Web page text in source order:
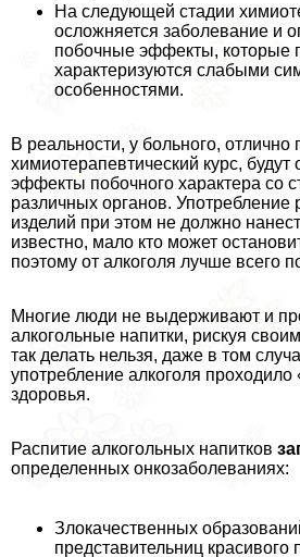
На следующей стадии
осложняется заболевание и
побочные эффекты, которые
хаpaктеризуются слабыми
особенностями.
В реальности, у больного, отлично
химиотерапевтический курс, будут
эффекты побочного хаpaктера со
различных органов.
изделий при этом не должно
известно, мало кто может
поэтому от алкоголя лучше всего
Многие люди не выдерживают и
алкогольные напитки, рискуя
так делать нельзя, даже в том
употрeбление алкоголя проходило
здоровья.
Распитие алкогольных напитков
определенных онкозаболеваниях:
Злокачественных
представительниц красивого